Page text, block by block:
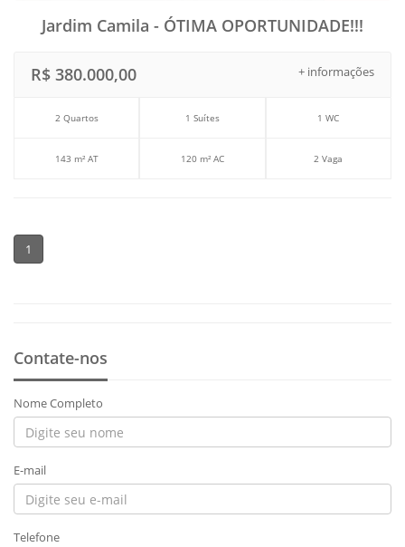
Jardim Camila - ÓTIMA OPORTUNIDADE!!!
+ informações
R$ 380.000,00
2 Quartos 1 Suítes 1 WC
143 m² AT 120 m² AC 2 Vaga
1
Contate-nos
Nome Completo
E-mail
Telefone